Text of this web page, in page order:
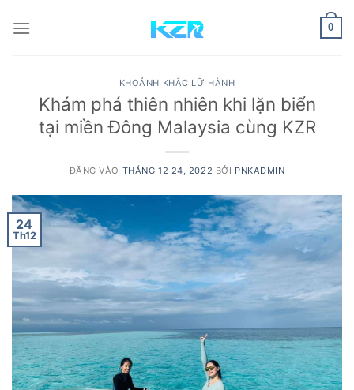
qua
0
KHOẢNH KHẮC LỮ HÀNH
Khám phá thiên nhiên khi lặn biển
tại miền Đông Malaysia cùng KZR
ĐĂNG VÀO THÁNG 12 24, 2022 BỞI PNKADMIN
24
Th12